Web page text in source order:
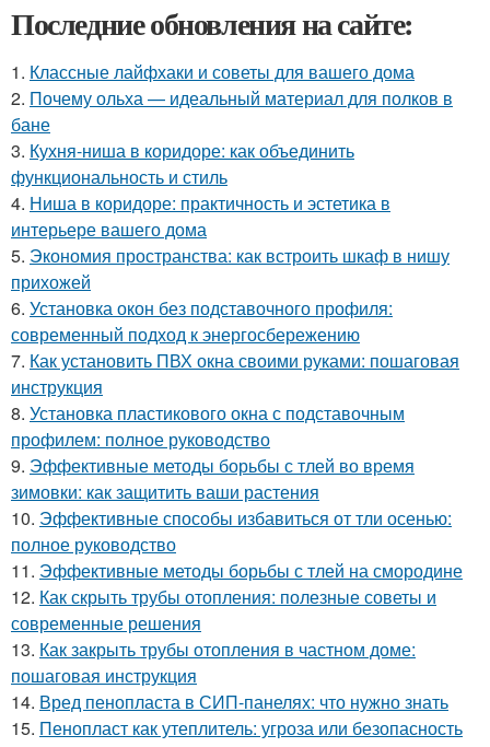
Последние обновления на сайте:
1. Классные лайфхаки и советы для вашего дома
2. Почему ольха — идеальный материал для полков в
бане
3. Кухня-ниша в коридоре: как объединить
функциональность и стиль
4. Ниша в коридоре: практичность и эстетика в
интерьере вашего дома
5. Экономия пространства: как встроить шкаф в нишу
прихожей
6. Установка окон без подставочного профиля:
современный подход к энергосбережению
7. Как установить ПВХ окна своими руками: пошаговая
инструкция
8. Установка пластикового окна с подставочным
профилем: полное руководство
9. Эффективные методы борьбы с тлей во время
зимовки: как защитить ваши растения
10. Эффективные способы избавиться от тли осенью:
полное руководство
11. Эффективные методы борьбы с тлей на смородине
12. Как скрыть трубы отопления: полезные советы и
современные решения
13. Как закрыть трубы отопления в частном доме:
пошаговая инструкция
14. Вред пенопласта в СИП-панелях: что нужно знать
15. Пенопласт как утеплитель: угроза или безопасность